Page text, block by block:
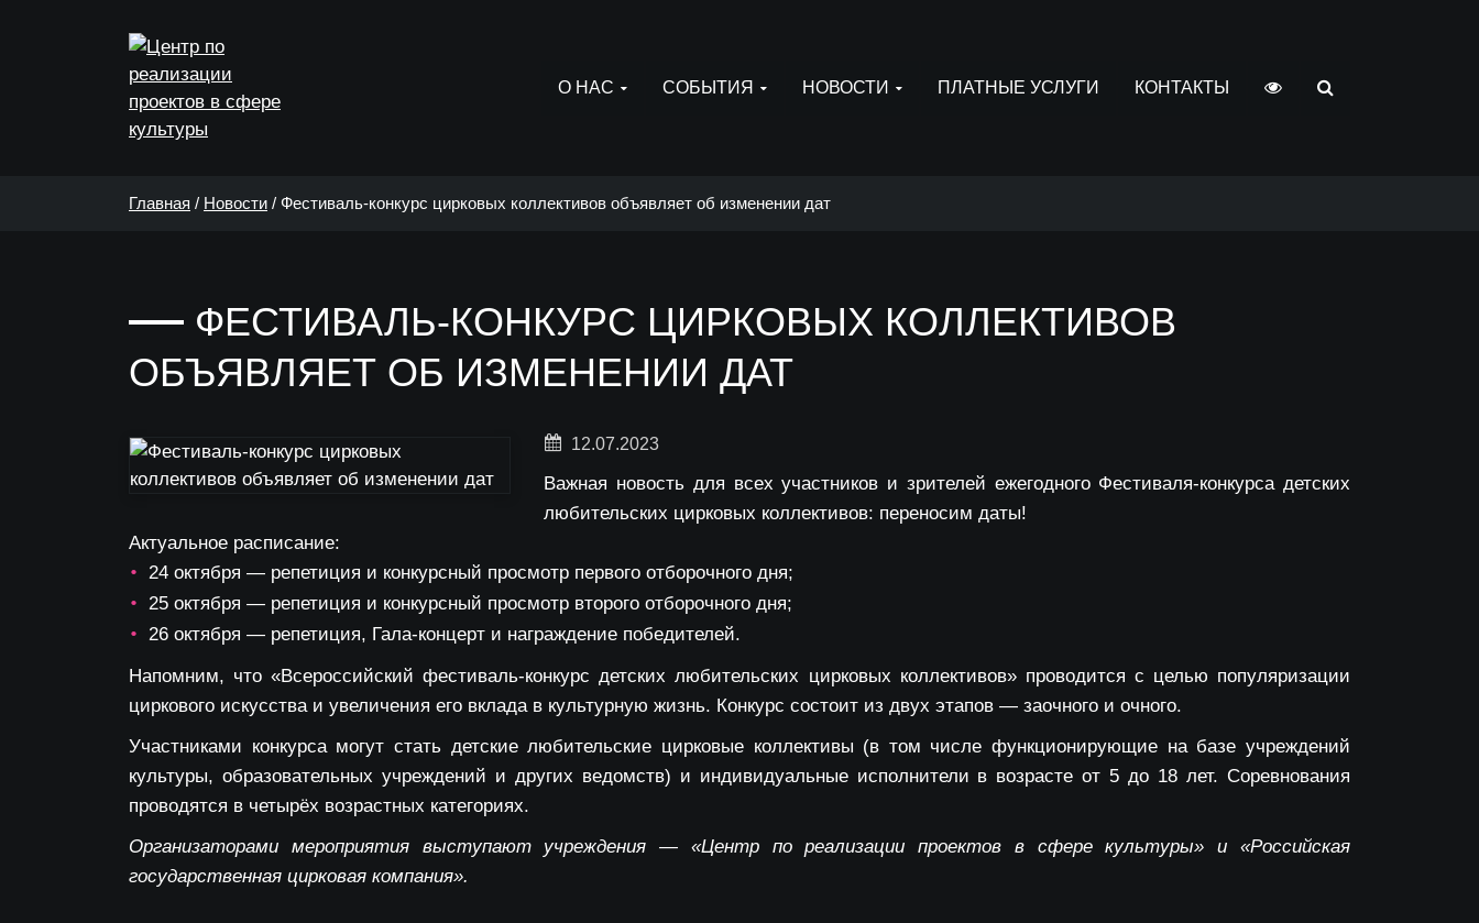
О НАС СОБЫТИЯ НОВОСТИ ПЛАТНЫЕ УСЛУГИ КОНТАКТЫ
Главная / Новости / Фестиваль-конкурс цирковых коллективов объявляет об изменении дат
ФЕСТИВАЛЬ-КОНКУРС ЦИРКОВЫХ КОЛЛЕКТИВОВ
ОБЪЯВЛЯЕТ ОБ ИЗМЕНЕНИИ ДАТ
12.07.2023
Важная новость для всех участников и зрителей ежегодного Фестиваля-конкурса детских
любительских цирковых коллективов: переносим даты!
Актуальное расписание:
• 24 октября — репетиция и конкурсный просмотр первого отборочного дня;
• 25 октября — репетиция и конкурсный просмотр второго отборочного дня;
• 26 октября — репетиция, Гала-концерт и награждение победителей.
Напомним, что«Всероссийский фестиваль-конкурс детских любительских цирковых коллективов»проводится с целью популяризации
циркового искусства и увеличения его вклада в культурную жизнь. Конкурс состоит из двух этапов — заочного и очного.
Участниками конкурса могут стать детские любительские цирковые коллективы (в том числе функционирующие на базе учреждений
культуры, образовательных учреждений и других ведомств) и индивидуальные исполнители в возрасте от 5 до 18 лет. Соревнования
проводятся в четырёх возрастных категориях.
Организаторами мероприятия выступают учреждения — «Центр по реализации проектов в сфере культуры» и «Российская
государственная цирковая компания».